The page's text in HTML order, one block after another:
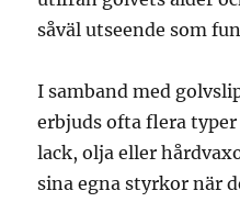
såväl utseende som
I samband med
erbjuds ofta flera
lack, olja eller
sina egna styrkor när